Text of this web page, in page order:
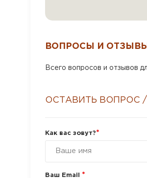
ВОПРОСЫ И ОТЗЫВЫ
Всего вопросов и отзывов
ОСТАВИТЬ ВОПРОС
Как вас зовут?*
Ваш Email *